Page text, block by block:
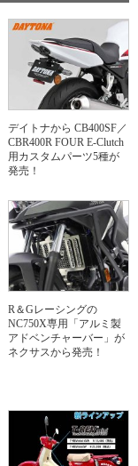
デイトナから CB400SF／
CBR400R FOUR E-Clutch
用カスタムパーツ5種が
発売！
R＆Gレーシングの
NC750X専用「アルミ製
アドベンチャーバー」が
ネクサスから発売！